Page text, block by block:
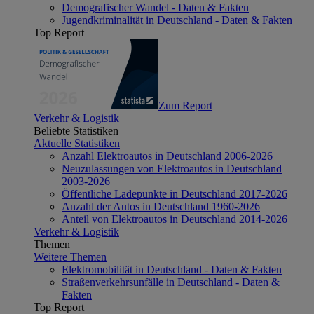
Demografischer Wandel - Daten & Fakten
Jugendkriminalität in Deutschland - Daten & Fakten
Top Report
Zum Report
Verkehr & Logistik
Beliebte Statistiken
Aktuelle Statistiken
Anzahl Elektroautos in Deutschland 2006-2026
Neuzulassungen von Elektroautos in Deutschland
2003-2026
Öffentliche Ladepunkte in Deutschland 2017-2026
Anzahl der Autos in Deutschland 1960-2026
Anteil von Elektroautos in Deutschland 2014-2026
Verkehr & Logistik
Themen
Weitere Themen
Elektromobilität in Deutschland - Daten & Fakten
Straßenverkehrsunfälle in Deutschland - Daten &
Fakten
Top Report